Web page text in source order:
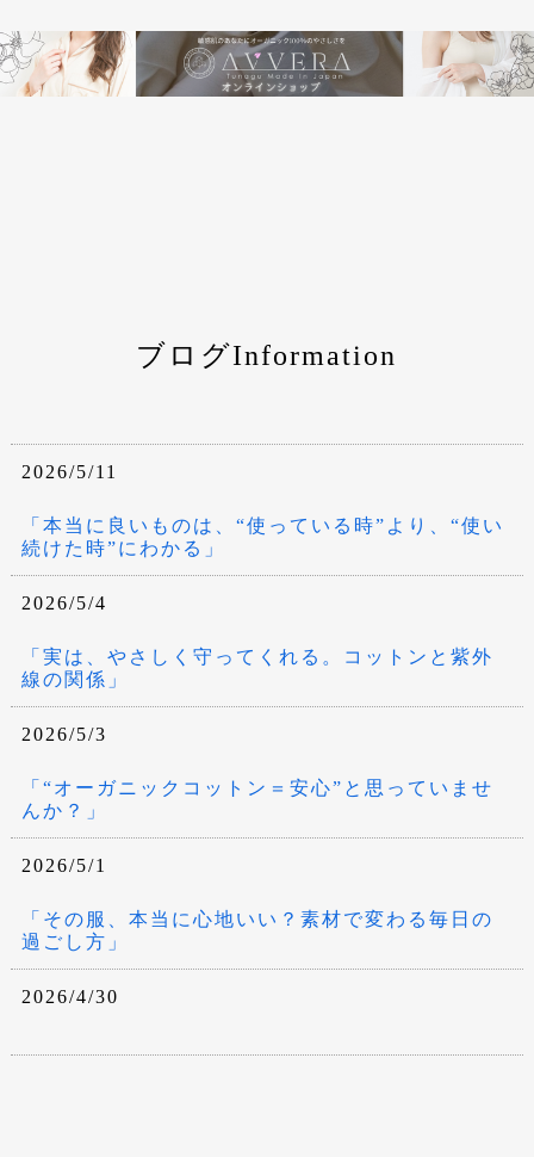
ブログInformation
2026/5/11
「本当に良いものは、“使っている時”より、“使い
続けた時”にわかる」
2026/5/4
「実は、やさしく守ってくれる。コットンと紫外
線の関係」
2026/5/3
「“オーガニックコットン＝安心”と思っていませ
んか？」
2026/5/1
「その服、本当に心地いい？素材で変わる毎日の
過ごし方」
2026/4/30